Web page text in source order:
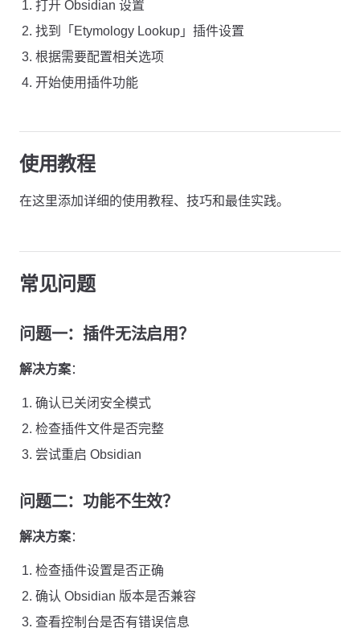
打开 Obsidian 设置
找到「Etymology Lookup」插件设置
根据需要配置相关选项
开始使用插件功能
使用教程
在这里添加详细的使用教程、技巧和最佳实践。
常见问题
问题一：插件无法启用？
解决方案：
确认已关闭安全模式
检查插件文件是否完整
尝试重启 Obsidian
问题二：功能不生效？
解决方案：
检查插件设置是否正确
确认 Obsidian 版本是否兼容
查看控制台是否有错误信息